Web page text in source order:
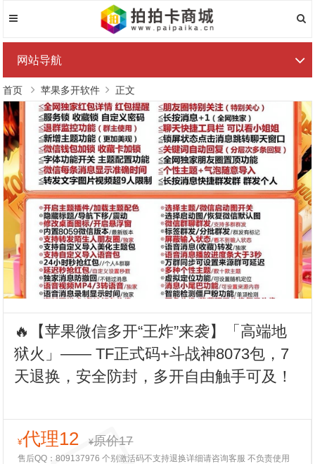
网站导航
首页 苹果多开软件 正文
🔥【苹果微信多开“王炸”来袭】「高端地
狱火」—— TF正式码+斗战神8073包，7
天退换，安全防封，多开自由触手可及！
¥代理12 ¥原价17
售后QQ：809137976 个别激活码不支持退换详细请咨询客服 不负责使用